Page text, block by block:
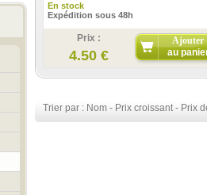
En stock
Expédition sous 48h
Prix :
4.50 €
Ajouter
au
Trier par : Nom - Prix croissant- Prix